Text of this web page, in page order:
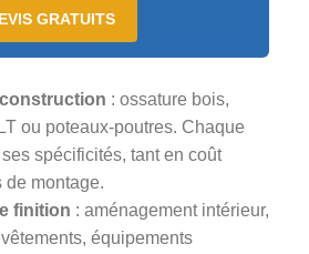
GRATUITS
: ossature bois,
ou poteaux-poutres. Chaque
spécificités, tant en coût
de montage.
finition : aménagement intérieur,
équipements